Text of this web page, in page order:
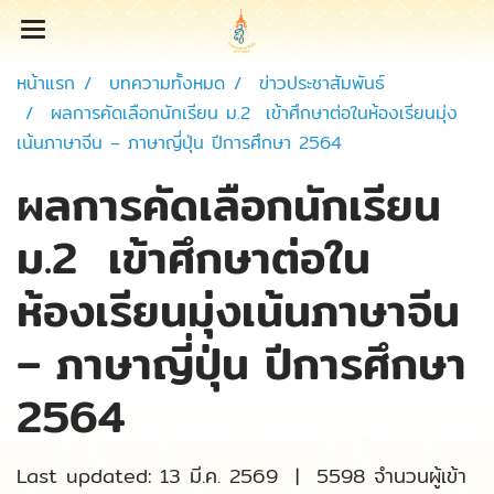
หน้าแรก บทความทั้งหมด
ข่าวประชาสัมพันธ์
ผลการคัดเลือกนักเรียน ม.2 เข้าศึกษาต่อในห้องเรียนมุ่ง
เน้นภาษาจีน – ภาษาญี่ปุ่น ปีการศึกษา 2564
ผลการคัดเลือกนักเรียน
ม.2 เข้าศึกษาต่อใน
ห้องเรียนมุ่งเน้นภาษาจีน
– ภาษาญี่ปุ่น ปีการศึกษา
2564
Last updated: 13 มี.ค. 2569 | 5598 จำนวนผู้เข้า